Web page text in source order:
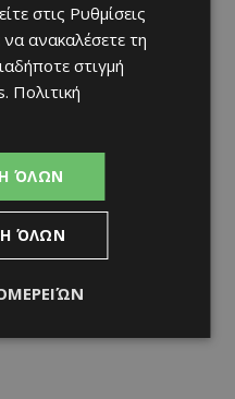
στις Ρυθμίσεις
ανακαλέσετε τη
στιγμή
. Πολιτική
ΌΛΩΝ
ΌΛΩΝ